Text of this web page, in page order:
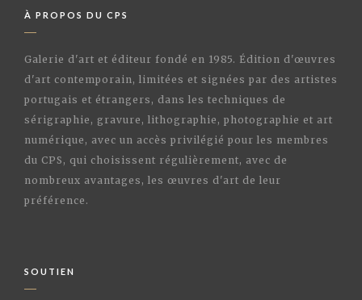
À PROPOS DU CPS
Galerie d'art et éditeur fondé en 1985. Édition d'œuvres
d'art contemporain, limitées et signées par des artistes
portugais et étrangers, dans les techniques de
sérigraphie, gravure, lithographie, photographie et art
numérique, avec un accès privilégié pour les membres
du CPS, qui choisissent régulièrement, avec de
nombreux avantages, les œuvres d'art de leur
préférence.
SOUTIEN